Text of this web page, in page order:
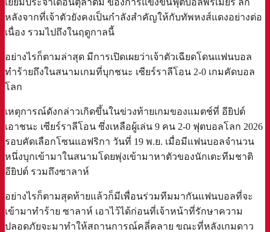
หลังจากที่เจ้าตัวยังคงเป็นกำลังสำคัญให้กับทัพหงส์แดงอย่างต่อ
เนื่อง รวมไปถึงในฤดูกาลนี้
อย่างไรก็ตามล่าสุด มีการเปิดเผยว่าเจ้าตัวเฉียดโดนแฟนบอล
ทำร้ายถึงในสนามเกมที่บุกชนะ เซียร์ราลีโอน 2-0 เกมคัดบอล
โลก
เหตุการณ์ดังกล่าวเกิดขึ้นในข่วงท้ายเกมของแมตช์ที่ อียิปต์
เอาชนะ เซียร์ราลีโอน ซึ่งเหลือผู้เล่น 9 คน 2-0 ฟุตบอลโลก 2026
รอบคัดเลือกโซนแอฟริกา วันที่ 19 พ.ย. เมื่อมีแฟนบอลจำนวน
หนึ่งบุกเข้ามาในสนามโดยพุ่งเข้ามาหาตัวของนักเตะทีมชาติ
อียิปต์ รวมถึงซาลาห์
อย่างไรก็ตามสุดท้ายแล้วก็มีเพื่อนร่วมทีมมากันแฟนบอลที่จะ
เข้ามาทำร้าย ซาลาห์ เอาไว้ได้ก่อนที่เจ้าหน้าที่รักษาความ
ปลอดภัยจะมาทำให้สถานการณ์คลี่คลาย ขณะที่หลังเกมดาว